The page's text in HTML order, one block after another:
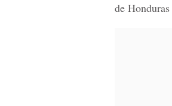
de Honduras